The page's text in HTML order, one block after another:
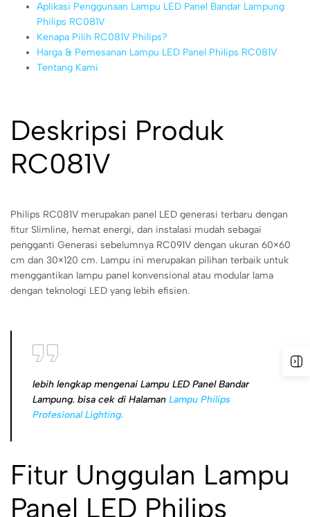
Aplikasi Penggunaan Lampu LED Panel Bandar Lampung
Philips RC081V
Kenapa Pilih RC081V Philips?
Harga & Pemesanan Lampu LED Panel Philips RC081V
Tentang Kami
Deskripsi Produk
RC081V
Philips RC081V merupakan panel LED generasi terbaru dengan
fitur Slimline, hemat energi, dan instalasi mudah sebagai
pengganti Generasi sebelumnya RC091V dengan ukuran 60×60
cm dan 30×120 cm. Lampu ini merupakan pilihan terbaik untuk
menggantikan lampu panel konvensional atau modular lama
dengan teknologi LED yang lebih efisien.
lebih lengkap mengenai Lampu LED Panel Bandar
Lampung. bisa cek di Halaman Lampu Philips
Profesional Lighting.
Fitur Unggulan Lampu
Panel LED Philips